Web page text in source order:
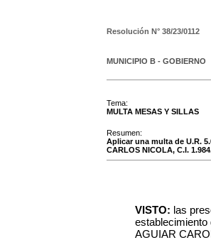
Resolución N° 38/23/0112
MUNICIPIO B - GOBIERNO
Tema:
MULTA MESAS Y SILLAS
Resumen:
Aplicar una multa de U.R.
CARLOS NICOLA, C.I.
VISTO: las
establecimiento
AGUIAR